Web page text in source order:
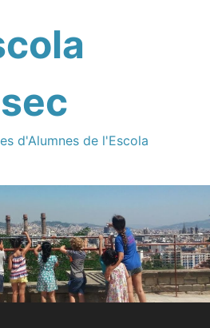
d'Alumnes de l'Escola